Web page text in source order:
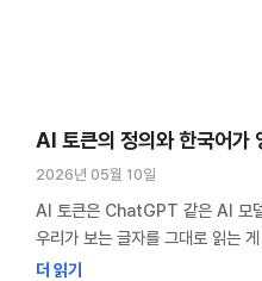
AI 토큰의 정의와 한국어
2026년 05월 10일
AI 토큰은 ChatGPT 같은 AI 모
우리가 보는 글자를 그대로 읽는
나눠 처리한다. 한국어는 영어보
더 읽기